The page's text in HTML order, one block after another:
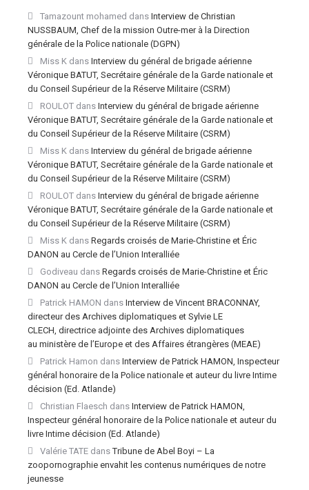
Tamazount mohamed dans Interview de Christian
NUSSBAUM, Chef de la mission Outre-mer à la Direction
générale de la Police nationale (DGPN)
Miss K dans Interview du général de brigade aérienne
Véronique BATUT, Secrétaire générale de la Garde nationale et
du Conseil Supérieur de la Réserve Militaire (CSRM)
ROULOT dans Interview du général de brigade aérienne
Véronique BATUT, Secrétaire générale de la Garde nationale et
du Conseil Supérieur de la Réserve Militaire (CSRM)
Miss K dans Interview du général de brigade aérienne
Véronique BATUT, Secrétaire générale de la Garde nationale et
du Conseil Supérieur de la Réserve Militaire (CSRM)
ROULOT dans Interview du général de brigade aérienne
Véronique BATUT, Secrétaire générale de la Garde nationale et
du Conseil Supérieur de la Réserve Militaire (CSRM)
Miss K dans Regards croisés de Marie-Christine et Éric
DANON au Cercle de l’Union Interalliée
Godiveau dans Regards croisés de Marie-Christine et Éric
DANON au Cercle de l’Union Interalliée
Patrick HAMON dans Interview de Vincent BRACONNAY,
directeur des Archives diplomatiques et Sylvie LE
CLECH, directrice adjointe des Archives diplomatiques
au ministère de l’Europe et des Affaires étrangères (MEAE)
Patrick Hamon dans Interview de Patrick HAMON, Inspecteur
général honoraire de la Police nationale et auteur du livre Intime
décision (Ed. Atlande)
Christian Flaesch dans Interview de Patrick HAMON,
Inspecteur général honoraire de la Police nationale et auteur du
livre Intime décision (Ed. Atlande)
Valérie TATE dansTribune de Abel Boyi – La
zoopornographie envahit les contenus numériques de notre
jeunesse